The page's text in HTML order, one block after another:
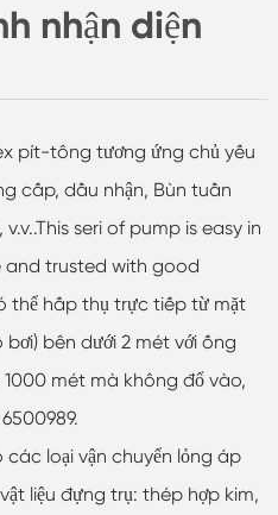
nhận diện
pít-tông tương ứng chủ yếu
cấp, dầu nhận, Bùn tuần
seri of pump is easy in
trusted with good
thể hấp thụ trực tiếp từ mặt
bên dưới 2 mét với ống
mét mà không đổ vào,
loại vận chuyển lỏng áp
liệu đựng trụ: thép hợp kim,